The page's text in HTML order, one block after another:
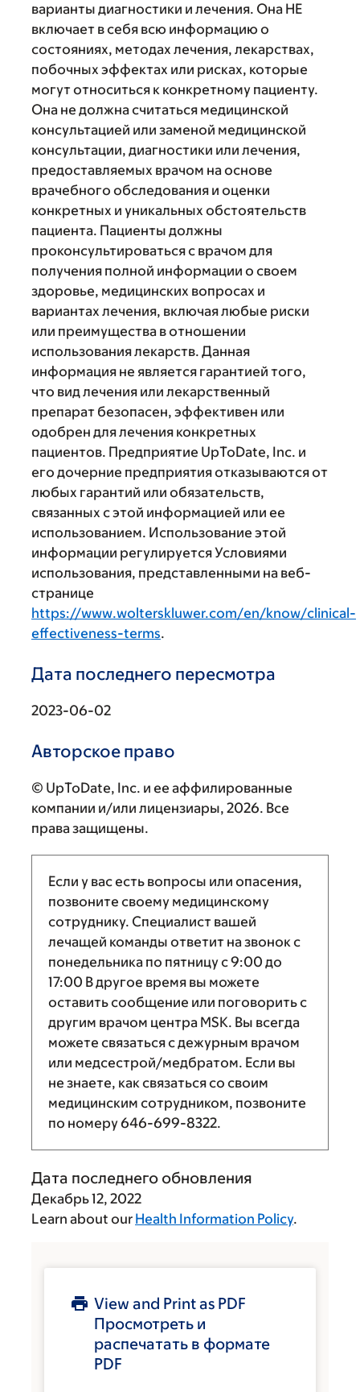
варианты диагностики и лечения. Она НЕ
включает в себя всю информацию о
состояниях, методах лечения, лекарствах,
побочных эффектах или рисках, которые
могут относиться к конкретному пациенту.
Она не должна считаться медицинской
консультацией или заменой медицинской
консультации, диагностики или лечения,
предоставляемых врачом на основе
врачебного обследования и оценки
конкретных и уникальных обстоятельств
пациента. Пациенты должны
проконсультироваться с врачом для
получения полной информации о своем
здоровье, медицинских вопросах и
вариантах лечения, включая любые риски
или преимущества в отношении
использования лекарств. Данная
информация не является гарантией того,
что вид лечения или лекарственный
препарат безопасен, эффективен или
одобрен для лечения конкретных
пациентов. Предприятие UpToDate, Inc. и
его дочерние предприятия отказываются от
любых гарантий или обязательств,
связанных с этой информацией или ее
использованием. Использование этой
информации регулируется Условиями
использования, представленными на веб-
странице
https://www.wolterskluwer.com/en/know/clinical-
effectiveness-terms.
Дата последнего пересмотра
2023-06-02
Авторское право
© UpToDate, Inc. и ее аффилированные
компании и/или лицензиары, 2026. Все
права защищены.
Если у вас есть вопросы или опасения,
позвоните своему медицинскому
сотруднику. Специалист вашей
лечащей команды ответит на звонок с
понедельника по пятницу с9:00 до
17:00 В другое время вы можете
оставить сообщение или поговорить с
другим врачом центра MSK. Вы всегда
можете связаться с дежурным врачом
или медсестрой/медбратом. Если вы
не знаете, как связаться со своим
медицинским сотрудником, позвоните
по номеру646-699-8322.
Дата последнего обновления
Декабрь 12, 2022
Learn about our Health Information Policy.
View and Print as PDF
Просмотреть и
распечатать в формате
PDF